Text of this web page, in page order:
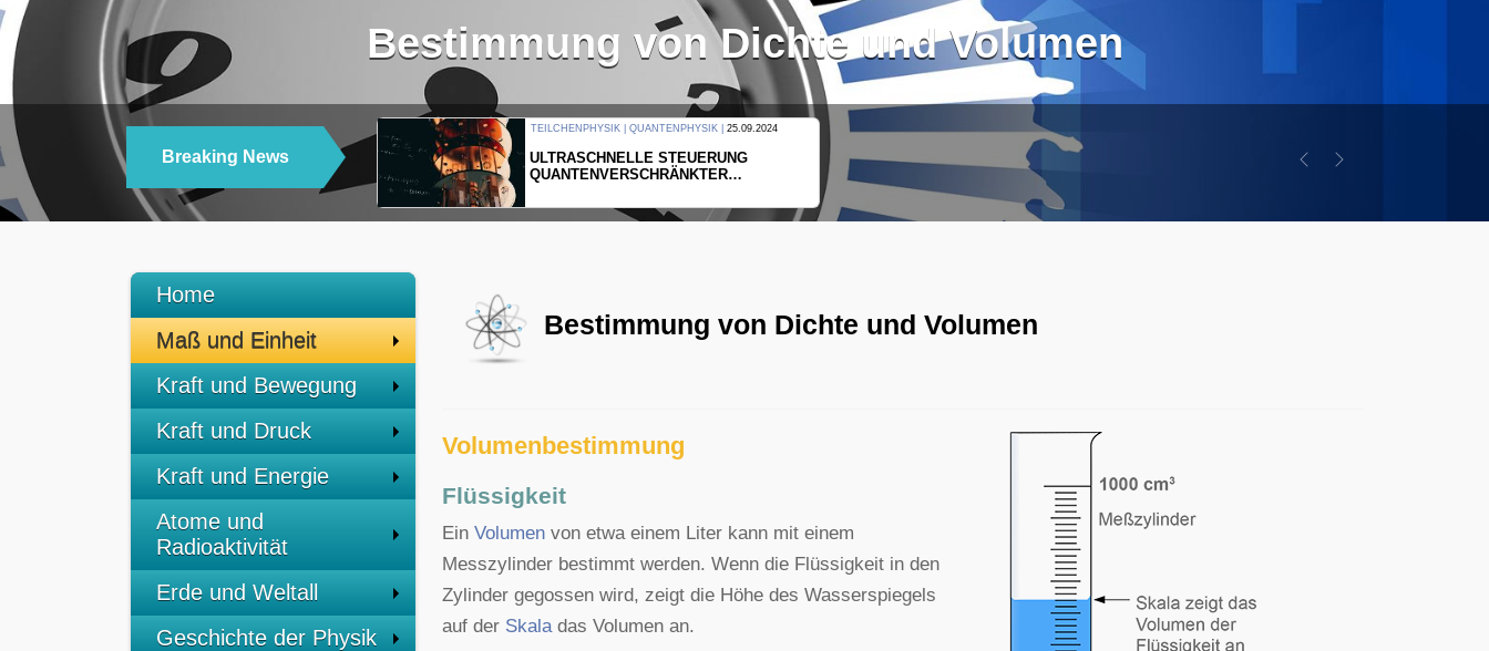
Bestimmung von Dichte und Volumen
Breaking News
THERMODYNAMIK | WELLENLEHRE |23.09.2024
FORSCHER ERZEUGEN
EINDIMENSIONALES GAS AUS LICHT
Previous
Next
Home
Maß und Einheit
Kraft und Bewegung
Kraft und Druck
Kraft und Energie
Atome und
Radioaktivität
Erde und Weltall
Geschichte der Physik
Bestimmung von Dichte und Volumen
Volumenbestimmung
Flüssigkeit
Ein Volumen von etwa einem Liter kann mit einem
Messzylinder bestimmt werden. Wenn die Flüssigkeit in den
Zylinder gegossen wird, zeigt die Höhe des Wasserspiegels
auf der Skaladas Volumen an.